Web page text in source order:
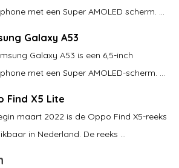
met een Super AMOLED scherm. ...
Galaxy A53
Galaxy A53 is een 6,5-inch
met een Super AMOLED-scherm. ...
Find X5 Lite
maart 2022 is de Oppo Find X5-reeks
in Nederland. De reeks ...